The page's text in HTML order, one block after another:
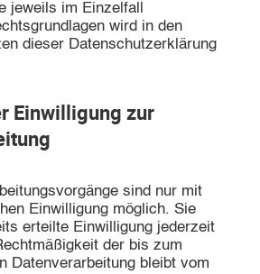
jeweils im Einzelfall
wird in den
dieser Datenschutzerklärung
Einwilligung zur
sind nur mit
Einwilligung möglich. Sie
erteilte Einwilligung jederzeit
der bis zum
Datenverarbeitung bleibt vom